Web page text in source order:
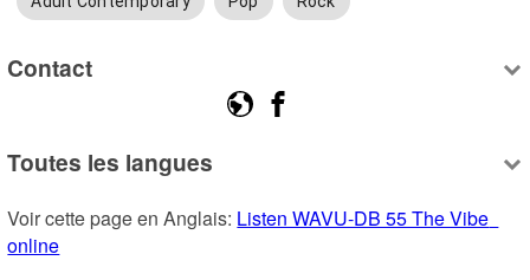
Contact
Toutes les langues
Voir cette page en Anglais: Listen WAVU-DB 55 The Vibe
online